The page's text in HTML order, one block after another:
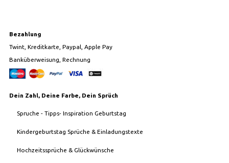
Bezahlung
Twint, Kreditkarte, Paypal, Apple Pay
Banküberweisung, Rechnung
Dein Zahl, Deine Farbe, Dein Sprüch
Spruche - Tipps- Inspiration Geburtstag
Kindergeburtstag Sprüche & Einladungstexte
Hochzeitssprüche & Glückwünsche